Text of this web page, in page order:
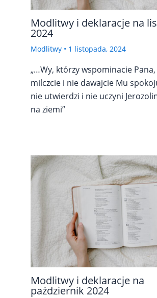
Modlitwy i deklaracje na
2024
Modlitwy • 1 listopada, 2024
„…Wy, którzy wspominacie
milczcie i nie dawajcie Mu
nie utwierdzi i nie uczyni
na ziemi”
Modlitwy i deklaracje na
październik 2024